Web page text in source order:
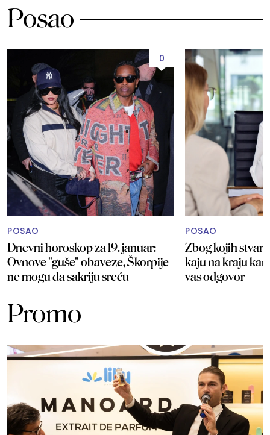
Posao
0
POSAO
Dnevni horoskop za 19. januar:
Ovnove "guše" obaveze, Škorpije
ne mogu da sakriju sreću
POSAO
Zbog kojih stvari
kaju na kraju
vas odgovor
Promo